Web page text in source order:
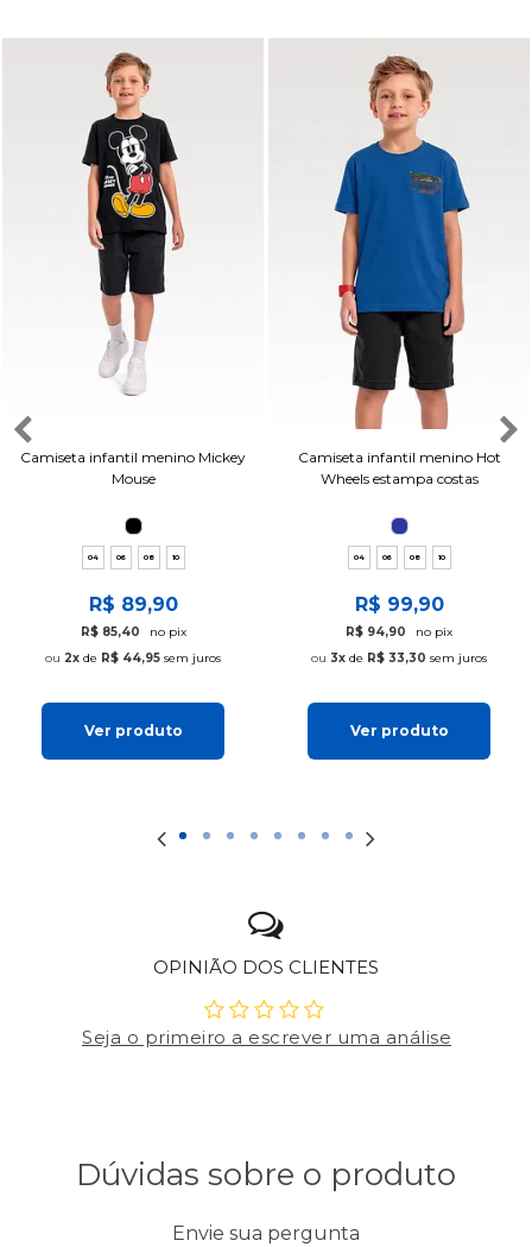
Camiseta infantil menino Mickey
Mouse
04 06 08 10
R$ 89,90
R$ 85,40
no pix
2x de R$ 44,95 sem juros
Ver produto
Camiseta infantil menino Hot
Wheels estampa costas
04 06 08 10
R$ 99,90
R$ 94,90
no pix
3x de R$ 33,30 sem juros
Ver produto
OPINIÃO DOS CLIENTES
Seja o primeiro a escrever uma análise
Dúvidas sobre o produto
Envie sua pergunta